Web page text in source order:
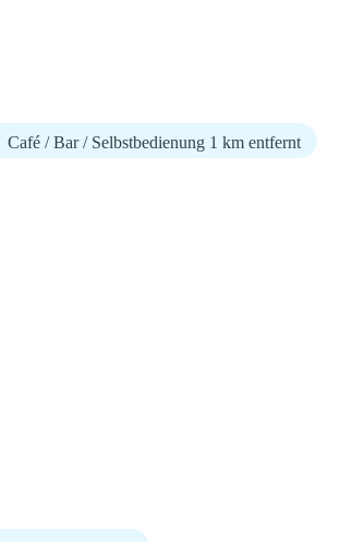
Café / Bar / Selbstbedienung 1 km entfernt